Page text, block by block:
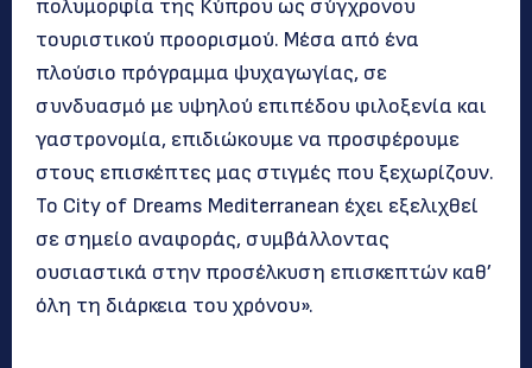
πολυμορφία της Κύπρου ως σύγχρονου
τουριστικού προορισμού. Μέσα από ένα
πλούσιο πρόγραμμα ψυχαγωγίας, σε
συνδυασμό με υψηλού επιπέδου φιλοξενία και
γαστρονομία, επιδιώκουμε να προσφέρουμε
στους επισκέπτες μας στιγμές που ξεχωρίζουν.
Το City of Dreams Mediterranean έχει εξελιχθεί
σε σημείο αναφοράς, συμβάλλοντας
ουσιαστικά στην προσέλκυση επισκεπτών καθ’
όλη τη διάρκεια του χρόνου».